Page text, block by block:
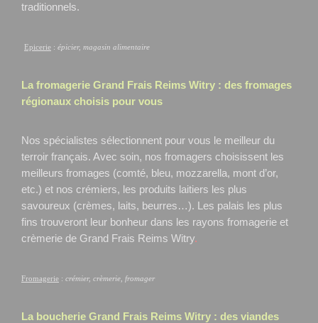
traditionnels.
Epicerie : épicier, magasin alimentaire
La fromagerie Grand Frais Reims Witry : des fromages
régionaux choisis pour vous
Nos spécialistes sélectionnent pour vous le meilleur du
terroir français. Avec soin, nos fromagers choisissent les
meilleurs fromages (comté, bleu, mozzarella, mont d’or,
etc.) et nos crémiers, les produits laitiers les plus
savoureux (crèmes, laits, beurres…). Les palais les plus
fins trouveront leur bonheur dans les rayons fromagerie et
crèmerie de Grand Frais Reims Witry.
Fromagerie : crémier, crèmerie, fromager
La boucherie Grand Frais Reims Witry : des viandes